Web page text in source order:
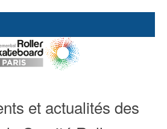
et actualités des